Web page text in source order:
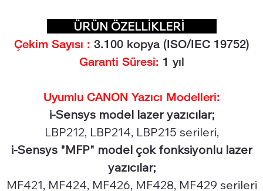
ÜRÜN ÖZELLİKLERİ
Çekim Sayısı : 3.100 kopya (ISO/IEC 19752)
Garanti Süresi: 1 yıl
Uyumlu CANON Yazıcı Modelleri:
i-Sensys model lazer yazıcılar;
LBP212, LBP214, LBP215 serileri,
i-Sensys "MFP" model çok fonksiyonlu lazer
yazıcılar;
MF421, MF424, MF426, MF428, MF429 serileri